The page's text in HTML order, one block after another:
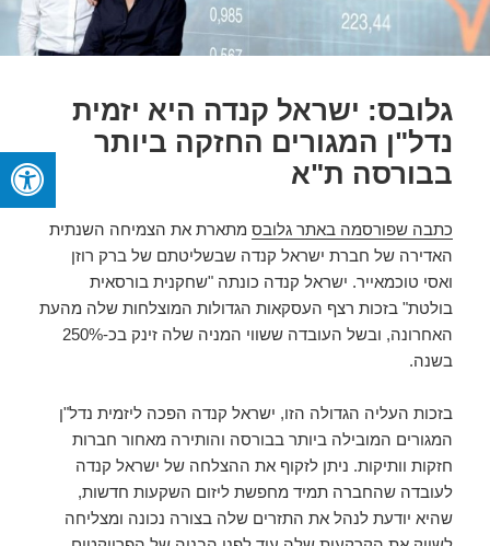
גלובס: ישראל קנדה היא יזמית
נדל"ן המגורים החזקה ביותר
בבורסה ת"א
כתבה שפורסמה באתר גלובס מתארת את הצמיחה השנתית
האדירה של חברת ישראל קנדה שבשליטתם של ברק רוזן
ואסי טוכמאייר. ישראל קנדה כונתה "שחקנית בורסאית
בולטת" בזכות רצף העסקאות הגדולות המוצלחות שלה מהעת
האחרונה, ובשל העובדה ששווי המניה שלה זינק בכ-250%
בשנה.
בזכות העליה הגדולה הזו, ישראל קנדה הפכה ליזמית נדל"ן
המגורים המובילה ביותר בבורסה והותירה מאחור חברות
חזקות וותיקות. ניתן לזקוף את ההצלחה של ישראל קנדה
לעובדה שהחברה תמיד מחפשת ליזום השקעות חדשות,
שהיא יודעת לנהל את התזרים שלה בצורה נכונה ומצליחה